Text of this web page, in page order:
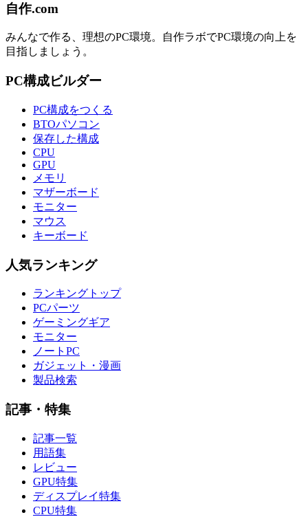
自作.com
みんなで作る、理想のPC環境。 自作ラボでPC環境の向上を
目指しましょう。
PC構成ビルダー
PC構成をつくる
BTOパソコン
保存した構成
CPU
GPU
メモリ
マザーボード
モニター
マウス
キーボード
人気ランキング
ランキングトップ
PCパーツ
ゲーミングギア
モニター
ノートPC
ガジェット・漫画
製品検索
記事・特集
記事一覧
用語集
レビュー
GPU特集
ディスプレイ特集
CPU特集